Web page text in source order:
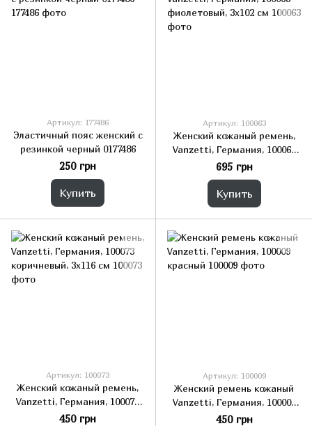
Артикул: 177486
Эластичный пояс женский с
резинкой черный 0177486
250 грн
Купить
Артикул: 100063
Женский кожаный ремень,
Vanzetti, Германия, 100063
фиолетовый, 3х102 см
695 грн
Купить
Артикул: 100073
Женский кожаный ремень,
Vanzetti, Германия, 100073
коричневый, 3х116 см
450 грн
Артикул: 100009
Женский ремень кожаный
Vanzetti, Германия, 100009
красный
450 грн